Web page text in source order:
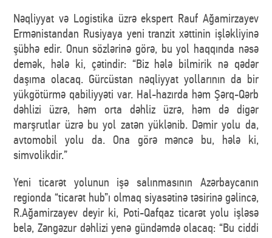
Nəqliyyat və Logistika üzrə ekspert Rauf Ağamirzayev
Ermənistandan Rusiyaya yeni tranzit xəttinin işləkliyinə
şübhə edir. Onun sözlərinə görə, bu yol haqqında nəsə
demək, hələ ki, çətindir: “Biz hələ bilmirik nə qədər
daşıma olacaq. Gürcüstan nəqliyyat yollarının da bir
yükgötürmə qabiliyyəti var. Hal-hazırda həm Şərq-Qərb
dəhlizi üzrə, həm orta dəhliz üzrə, həm də digər
marşrutlar üzrə bu yol zatən yüklənib. Dəmir yolu da,
avtomobil yolu da. Ona görə məncə bu, hələ ki,
simvolikdir.”
Yeni ticarət yolunun işə salınmasının Azərbaycanın
regionda “ticarət hub”ı olmaq siyasətinə təsirinə gəlincə,
R.Ağamirzayev deyir ki, Poti-Qafqaz ticarət yolu işləsə
belə, Zəngəzur dəhlizi yenə gündəmdə olacaq: “Bu ciddi